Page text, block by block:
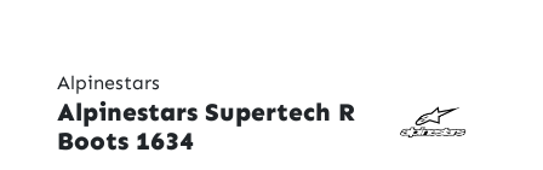
Alpinestars
Alpinestars Supertech R
Boots 1634